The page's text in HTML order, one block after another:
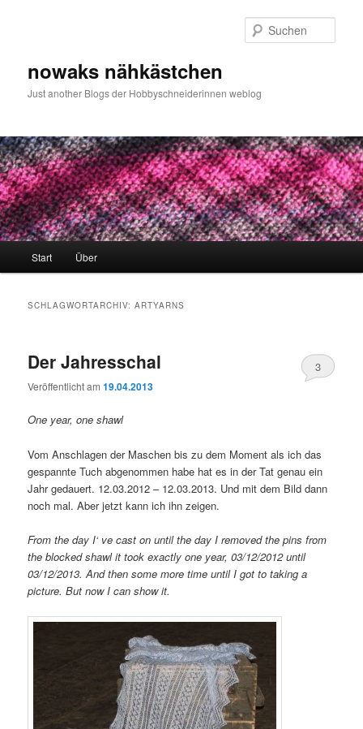
nowaks nähkästchen
Just another Blogs der Hobbyschneiderinnen weblog
Start Über
SCHLAGWORTARCHIV:ARTYARNS
Der Jahresschal
Veröffentlicht am19.04.2013
3
One year, one shawl
Vom Anschlagen der Maschen bis zu dem Moment als ich das
gespannte Tuch abgenommen habe hat es in der Tat genau ein
Jahr gedauert. 12.03.2012 – 12.03.2013. Und mit dem Bild dann
noch mal. Aber jetzt kann ich ihn zeigen.
From the day I‘ ve cast on until the day I removed the pins from
the blocked shawl it took exactly one year, 03/12/2012 until
03/12/2013. And then some more time until I got to taking a
picture. But now I can show it.